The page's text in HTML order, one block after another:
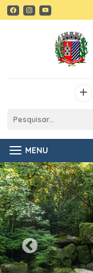
MENU